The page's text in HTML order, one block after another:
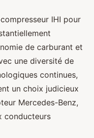
IHI pour
de carburant et
une diversité de
continues,
un choix judicieux
Mercedes-Benz,
conducteurs